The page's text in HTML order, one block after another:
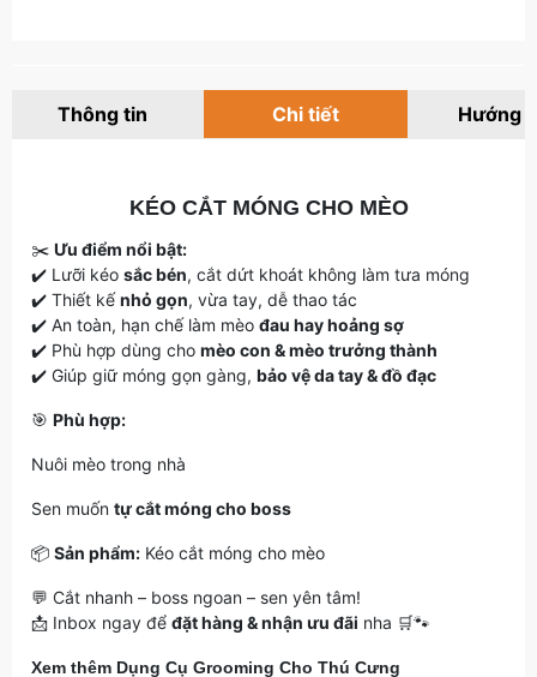
Thông tin Chi tiết Hướng
KÉO CẮT MÓNG CHO MÈO
✂️ Ưu điểm nổi bật:
✔️ Lưỡi kéo sắc bén, cắt dứt khoát không làm tưa móng
✔️ Thiết kếnhỏ gọn, vừa tay, dễ thao tác
✔️ An toàn, hạn chế làm mèo đau hay hoảng sợ
✔️ Phù hợp dùng cho mèo con & mèo trưởng thành
✔️ Giúp giữ móng gọn gàng, bảo vệ da tay & đồ đạc
🎯 Phù hợp:
Nuôi mèo trong nhà
Sen muốn tự cắt móng cho boss
📦 Sản phẩm: Kéo cắt móng cho mèo
💬 Cắt nhanh – boss ngoan – sen yên tâm!
📩 Inbox ngay để đặt hàng & nhận ưu đãi nha 🛒🐾
Xem thêm Dụng Cụ Grooming Cho Thú Cưng